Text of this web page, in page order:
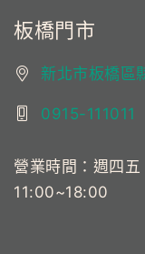
板橋門市
新北市板橋區
0915-111011
營業時間：週四
11:00~18:00